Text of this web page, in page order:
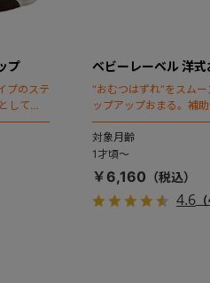
プ
プのステ
しても
ベビーレーベル 洋
“おむつはずれ”をスム
ップアップおまる。補
使えます。
対象月齢
1才頃～
￥6,160
4.6（